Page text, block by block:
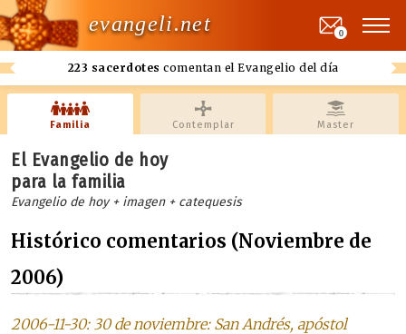
evangeli.net
223 sacerdotes comentan el Evangelio del día
0
Familia Contemplar Master
El Evangelio de hoy
para la familia
Evangelio de hoy + imagen + catequesis
Histórico comentarios (Noviembre de
2006)
2006-11-30: 30 de noviembre: San Andrés, apóstol